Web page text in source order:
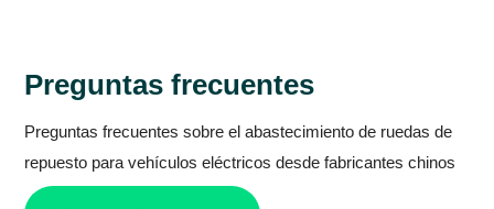
Preguntas frecuentes
Preguntas frecuentes sobre el abastecimiento de ruedas de
repuesto para vehículos eléctricos desde fabricantes chinos